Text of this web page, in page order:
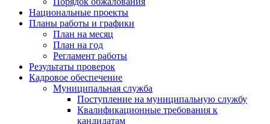
Национальные проекты
Планы работы и графики
План на месяц
План на год
Регламент работы
Результаты проверок
Кадровое обеспечение
Муниципальная служба
Поступление на муниципальную службу
Квалификационные требования к
кандидатам